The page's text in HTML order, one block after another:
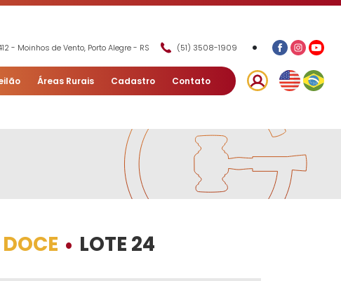
- Moinhos de Vento, Porto Alegre - RS (51) 3508-1909 •
Áreas Rurais Cadastro Contato
• LOTE 24